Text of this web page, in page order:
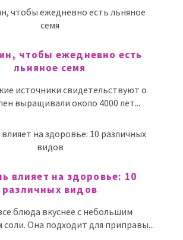
чтобы ежедневно есть
льняное семя
источники свидетельствуют о
выращивали около 4000 лет...
влияет на здоровье: 10
различных видов
блюда вкуснее с небольшим
соли. Она подходит для приправы...